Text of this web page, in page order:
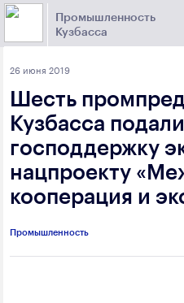
Промышленность
Кузбасса
Поиск
Торговая площадка
Выберите отрасль
Угольная промышленность
Горно-металлургическая
Химическая промышленность
Электроэнергетика
Предприятия
Новости
промышленности
26 июня 2019
Шесть
Кузбасса
господдержку
нацпроекту
кооперация и
Промышленность